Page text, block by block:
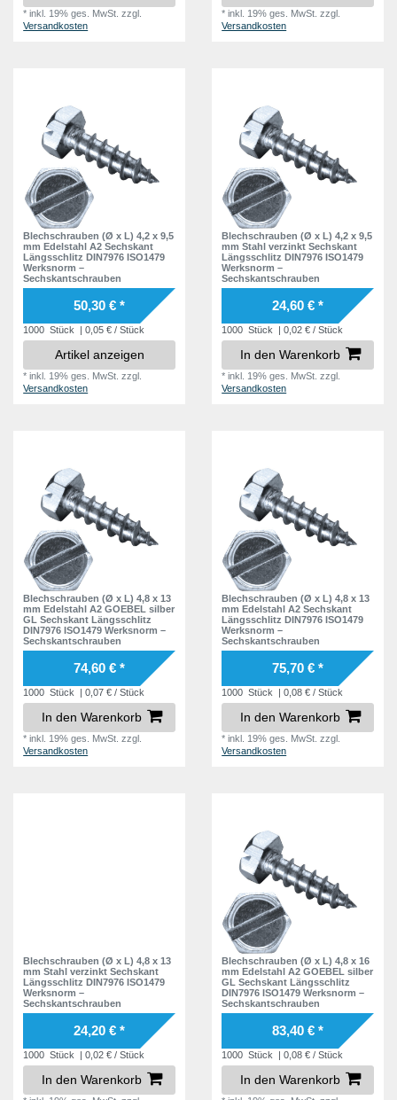
*inkl. 19% ges. MwSt. zzgl.
Versandkosten
*inkl. 19% ges. MwSt. zzgl.
Versandkosten
Blechschrauben (Ø x L) 4,2 x 9,5
mm Edelstahl A2 Sechskant
Längsschlitz DIN7976 ISO1479
Werksnorm –
Sechskantschrauben
50,30 € *
1000 Stück | 0,05 € / Stück
Artikel anzeigen
*inkl. 19% ges. MwSt. zzgl.
Versandkosten
Blechschrauben (Ø x L) 4,2 x 9,5
mm Stahl verzinkt Sechskant
Längsschlitz DIN7976 ISO1479
Werksnorm –
Sechskantschrauben
24,60 € *
1000 Stück | 0,02 € / Stück
In den Warenkorb
*inkl. 19% ges. MwSt. zzgl.
Versandkosten
Blechschrauben (Ø x L) 4,8 x 13
mm Edelstahl A2 GOEBEL silber
GL Sechskant Längsschlitz
DIN7976 ISO1479 Werksnorm –
Sechskantschrauben
74,60 € *
1000 Stück | 0,07 € / Stück
In den Warenkorb
*inkl. 19% ges. MwSt. zzgl.
Versandkosten
Blechschrauben (Ø x L) 4,8 x 13
mm Edelstahl A2 Sechskant
Längsschlitz DIN7976 ISO1479
Werksnorm –
Sechskantschrauben
75,70 € *
1000 Stück | 0,08 € / Stück
In den Warenkorb
*inkl. 19% ges. MwSt. zzgl.
Versandkosten
Blechschrauben (Ø x L) 4,8 x 13
mm Stahl verzinkt Sechskant
Längsschlitz DIN7976 ISO1479
Werksnorm –
Sechskantschrauben
24,20 € *
1000 Stück | 0,02 € / Stück
In den Warenkorb
Blechschrauben (Ø x L) 4,8 x 16
mm Edelstahl A2 GOEBEL silber
GL Sechskant Längsschlitz
DIN7976 ISO1479 Werksnorm –
Sechskantschrauben
83,40 € *
1000 Stück | 0,08 € / Stück
In den Warenkorb